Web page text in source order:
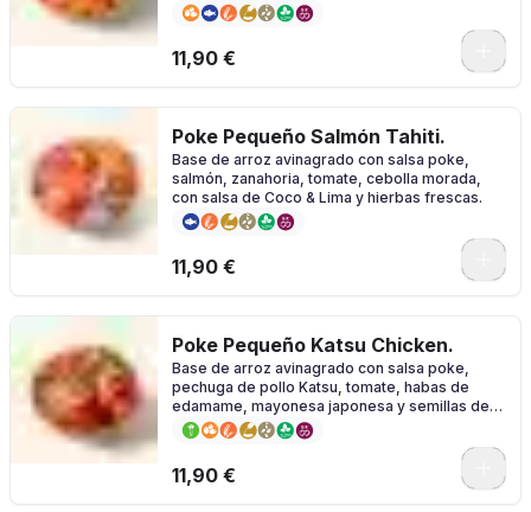
11,90 €
Poke Pequeño Salmón Tahiti.
Base de arroz avinagrado con salsa poke,
salmón, zanahoria, tomate, cebolla morada,
con salsa de Coco & Lima y hierbas frescas.
11,90 €
Poke Pequeño Katsu Chicken.
Base de arroz avinagrado con salsa poke,
pechuga de pollo Katsu, tomate, habas de
edamame, mayonesa japonesa y semillas de
sésamo
11,90 €